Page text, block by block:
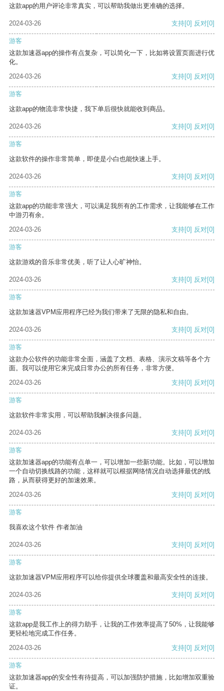
这款app的用户评论非常真实，可以帮助我做出更准确的选择。
2024-03-26 支持[0] 反对[0]
游客
这款加速器app的操作有点复杂，可以简化一下，比如将设置页面进行优
化。
2024-03-26
支持[0] 反对[0]
游客
这款app的物流非常快捷，我下单后很快就能收到商品。
2024-03-26 支持[0] 反对[0]
游客
这款软件的操作非常简单，即使是小白也能快速上手。
2024-03-26 支持[0] 反对[0]
游客
这款app的功能非常强大，可以满足我所有的工作需求，让我能够在工作
中游刃有余。
2024-03-26
支持[0] 反对[0]
游客
这款游戏的音乐非常优美，听了让人心旷神怡。
2024-03-26 支持[0] 反对[0]
游客
这款加速器VPM应用程序已经为我们带来了无限的隐私和自由。
2024-03-26 支持[0] 反对[0]
游客
这款办公软件的功能非常全面，涵盖了文档、表格、演示文稿等各个方
面。我可以使用它来完成日常办公的所有任务，非常方便。
2024-03-26
支持[0] 反对[0]
游客
这款软件非常实用，可以帮助我解决很多问题。
2024-03-26 支持[0] 反对[0]
游客
这款加速器app的功能有点单一，可以增加一些新功能。比如，可以增加
一个自动切换线路的功能，这样就可以根据网络情况自动选择最优的线
路，从而获得更好的加速效果。
2024-03-26
支持[0] 反对[0]
游客
我喜欢这个软件 作者加油
2024-03-26 支持[0] 反对[0]
游客
这款加速器VPM应用程序可以给你提供全球覆盖和最高安全性的连接。
2024-03-26 支持[0] 反对[0]
游客
这款app是我工作上的得力助手，让我的工作效率提高了50%，让我能够
更轻松地完成工作任务。
2024-03-26
支持[0] 反对[0]
游客
这款加速器app的安全性有待提高，可以加强防护措施，比如增加双重验
证。